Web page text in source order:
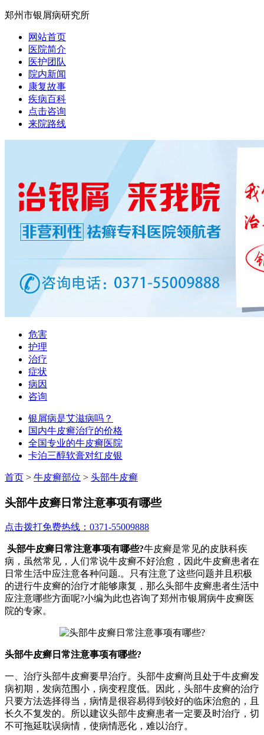
郑州市银屑病研究所
网站首页
医院简介
医护团队
院内新闻
康复故事
疾病百科
点击咨询
来院路线
危害
护理
治疗
症状
病因
咨询
银屑病是艾滋病吗？
国内牛皮癣治疗的价格
全国专业的牛皮癣医院
卡泊三醇软膏对红皮银
首页 > 牛皮癣部位 > 头部牛皮癣
头部牛皮癣日常注意事项有哪些
点击拨打免费热线：0371-55009888
头部牛皮癣日常注意事项有哪些?牛皮癣是常见的皮肤科疾
病，虽然常见，人们常说牛皮癣不好治愈，因此牛皮癣患者在
日常生活中应注意各种问题.。只有注意了这些问题并且积极
的进行牛皮癣的治疗才能够康复，那么头部牛皮癣患者生活中
应注意哪些方面呢?小编为此也咨询了郑州市银屑病牛皮癣医
院的专家。
头部牛皮癣日常注意事项有哪些?
一、治疗头部牛皮癣要早治疗。头部牛皮癣尚且处于牛皮癣发
病初期，发病范围小，病变程度低。因此，头部牛皮癣的治疗
只要方法选择得当，病情是很容易得到较好的临床治愈的，且
长久不复发的。所以建议头部牛皮癣患者一定要及时治疗，切
不可拖延耽误病情，使病情恶化，难以治疗。